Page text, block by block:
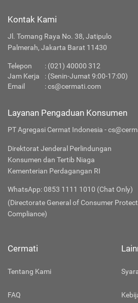
Kontak Kami
Jl. Tomang Raya No. 38, Jatipulo
Palmerah, Jakarta Barat 11430
Telepon : (021) 40000 312
Jam Kerja
: (Senin-Jumat 9:00-17:00)
Email
:cs@cermati.com
Layanan Pengaduan Konsumen
PT Agregasi Cermat Indonesia -
Direktorat Jenderal Perlindungan
Konsumen dan Tertib Niaga
Kementerian Perdagangan RI
WhatsApp: 0853 1111 1010 (Chat Only)
(Directorate General of Consumer
Compliance)
Cermati
Tentang Kami
FAQ